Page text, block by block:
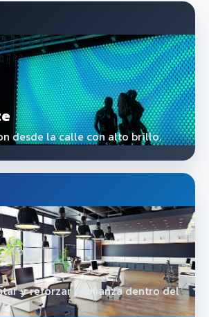
desde la calle con alto brillo.
y reforzar confianza dentro del